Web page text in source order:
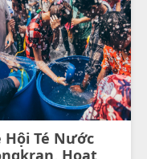
Hội Té Nước
Hoạt